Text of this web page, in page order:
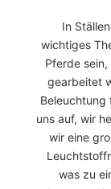
In
wichtiges
Pferde
gearbeitet
Beleuchtung
uns auf, wir
wir eine
was zu